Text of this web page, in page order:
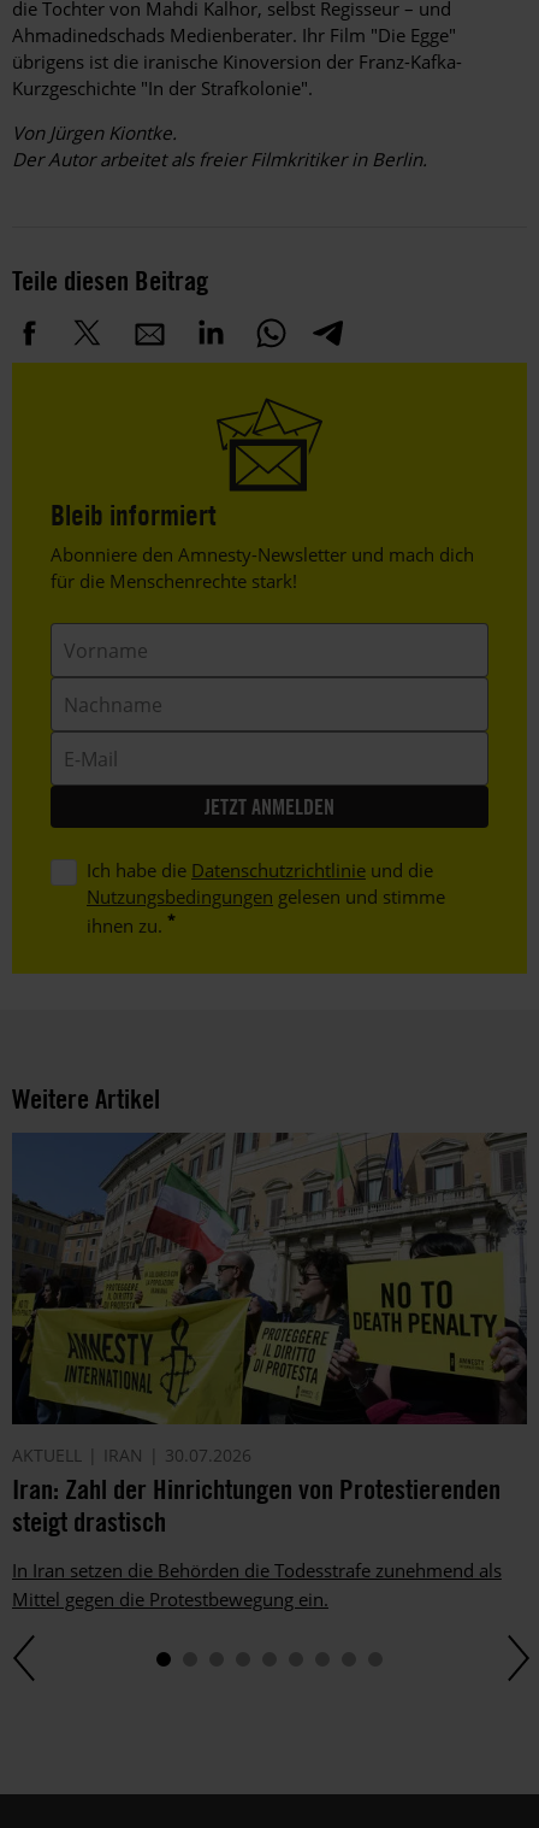
die Tochter von Mahdi Kalhor, selbst Regisseur – und
Ahmadinedschads Medienberater. Ihr Film "Die Egge"
übrigens ist die iranische Kinoversion der Franz-Kafka-
Kurzgeschichte "In der Strafkolonie".
Von Jürgen Kiontke.
Der Autor arbeitet als freier Filmkritiker in Berlin.
Teile diesen Beitrag
Bleib informiert
Header
Text
Abonniere den Amnesty-Newsletter und mach dich
für die Menschenrechte stark!
Mail
Ich habe die Datenschutzrichtlinie und die
Nutzungsbedingungen gelesen und stimme
ihnen zu.
Weitere Artikel
AKTUELL IRAN 30.07.2026
Iran: Zahl der Hinrichtungen von Protestierenden
steigt drastisch
In Iran setzen die Behörden die Todesstrafe zunehmend als
Mittel gegen die Protestbewegung ein.